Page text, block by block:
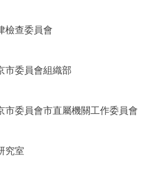
檢查委員會
市委員會組織部
市委員會市直屬機關工作委員會
究室